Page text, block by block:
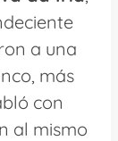
a una
más
con
al mismo